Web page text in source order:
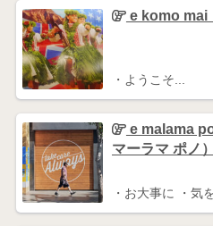
e komo mai
・ようこそ...
e malama
マーラマ ポノ）
・お大事に ・気を